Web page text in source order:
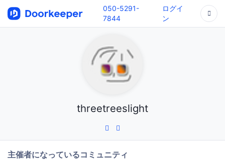
050-5291-
7844
ログイ
ン
threetreeslight
主催者になっているコミュニティ